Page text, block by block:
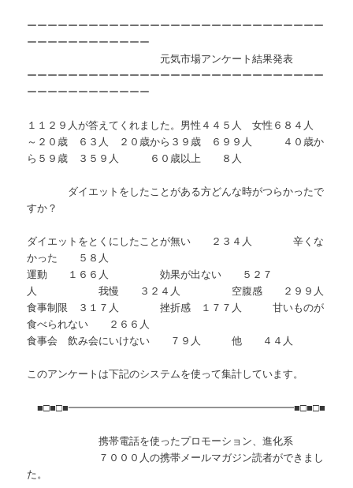
ーーーーーーーーーーーーーーーーーーーーーーーーーーーーー
ーーーーーーーーーーーー
元気市場アンケート結果発表
ーーーーーーーーーーーーーーーーーーーーーーーーーーーーー
ーーーーーーーーーーーー
１１２９人が答えてくれました。男性４４５人 女性６８４人
～２０歳 ６３人 ２０歳から３９歳 ６９９人 ４０歳か
ら５９歳 ３５９人 ６０歳以上 ８人
ダイエットをしたことがある方どんな時がつらかったで
すか？
ダイエットをとくにしたことが無い ２３４人 辛くな
かった ５８人
運動 １６６人 効果が出ない ５２７
人 我慢 ３２４人 空腹感 ２９９人
食事制限 ３１７人 挫折感 １７７人 甘いものが
食べられない ２６６人
食事会 飲み会にいけない ７９人 他 ４４人
このアンケートは下記のシステムを使って集計しています。
■□■□■━━━━━━━━━━━━━━━━━━━━━━■□■□■
携帯電話を使ったプロモーション、進化系
７０００人の携帯メールマガジン読者ができまし
た。